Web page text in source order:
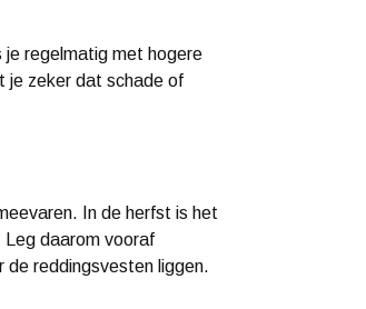
je regelmatig met hogere
je zeker dat schade of
In de herfst is het
Leg daarom vooraf
reddingsvesten liggen.